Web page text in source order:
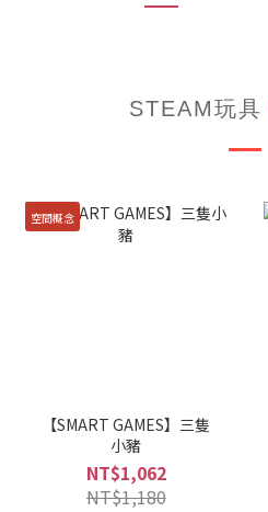
STEAM玩具
空間概念
【SMART GAMES】三隻
小豬
NT$1,062
NT$1,180